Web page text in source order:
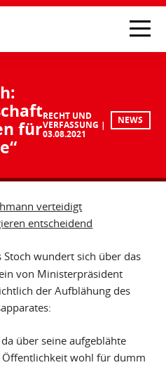
für
RECHT UND
VERFASSUNG
03.08.2021
NEWS
verteidigt
entscheidend
Stoch wundert sich über das
von Ministerpräsident
der Aufblähung des
über seine aufgeblähte
wohl für dumm